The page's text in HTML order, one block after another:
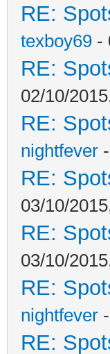
RE:
texboy69 -
RE:
02/10/
RE:
nightfever
RE:
03/10/
RE:
03/10/
RE:
nightfever
RE: